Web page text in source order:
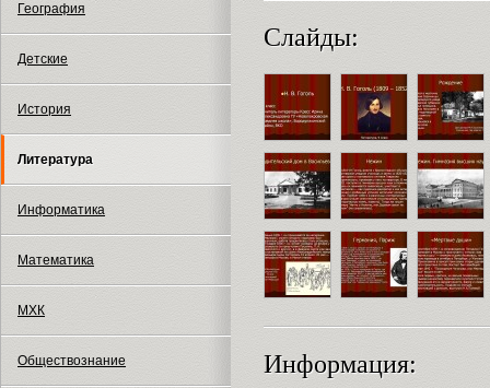
География
Детские
История
Литература
Информатика
Математика
МХК
Обществознание
Слайды:
Информация: